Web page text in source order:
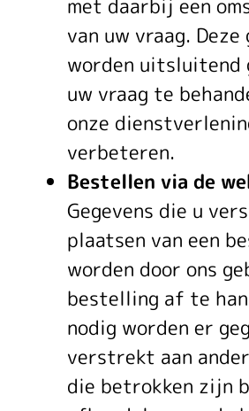
van uw vraag. Deze
worden uitsluitend
uw vraag te
onze
verbeteren.
Bestellen via de
Gegevens die u
plaatsen van een
worden door ons
bestelling af te
nodig worden er
verstrekt aan
die betrokken zijn